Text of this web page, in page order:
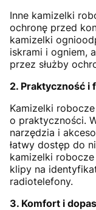
Inne kamizelki
ochronę przed
kamizelki
iskrami i ogniem,
przez służby
2. Praktyczność i
Kamizelki
o praktyczności.
narzędzia i
łatwy dostęp do
kamizelki
klipy na
radiotelefony.
3. Komfort i